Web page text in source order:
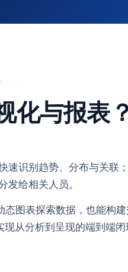
化与报表
速识别趋势、分布与关联；
发给相关人员。
态图表探索数据，也能构
从分析到呈现的端到端闭